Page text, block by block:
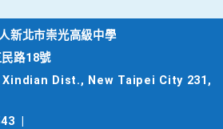
新北市崇光高級中學
路18號
Xindian Dist., New Taipei City 231,